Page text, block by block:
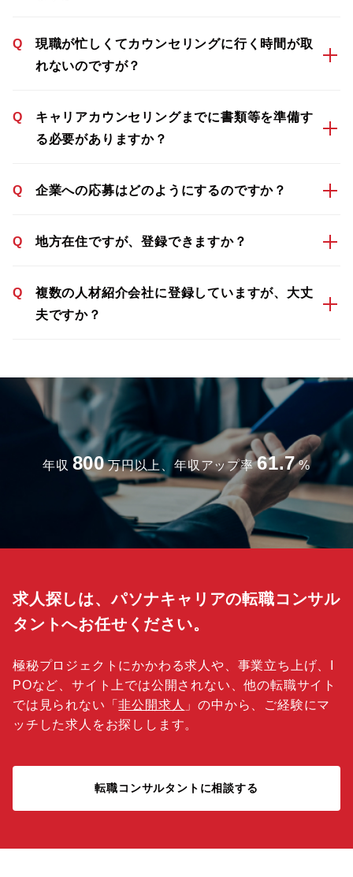
Q
現職が忙しくてカウンセリングに行く時間が取
れないのですが？
Q
キャリアカウンセリングまでに書類等を準備す
る必要がありますか？
Q 企業への応募はどのようにするのですか？
Q 地方在住ですが、登録できますか？
Q
複数の人材紹介会社に登録していますが、大丈
夫ですか？
年収 800 万円以上、年収アップ率 61.7 %
求人探しは、パソナキャリアの転職コンサル
タントへお任せください。
極秘プロジェクトにかかわる求人や、事業立ち上げ、I
POなど、サイト上では公開されない、他の転職サイト
では見られない「非公開求人 」の中から、ご経験にマ
ッチした求人をお探しします。
転職コンサルタントに相談する